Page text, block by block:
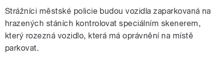
Strážníci městské policie budou vozidla zaparkovaná na
hrazených stáních kontrolovat speciálním skenerem,
který rozezná vozidlo, která má oprávnění na místě
parkovat.